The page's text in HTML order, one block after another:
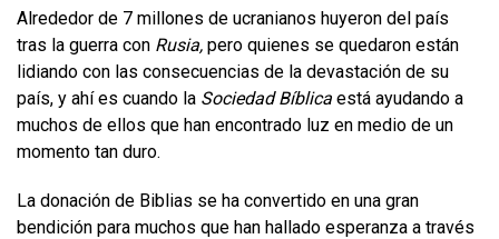
Alrededor de 7 millones de ucranianos huyeron del país
tras la guerra con Rusia, pero quienes se quedaron están
lidiando con las consecuencias de la devastación de su
país, y ahí es cuando la Sociedad Bíblica está ayudando a
muchos de ellos que han encontrado luz en medio de un
momento tan duro.
La donación de Biblias se ha convertido en una gran
bendición para muchos que han hallado esperanza a través